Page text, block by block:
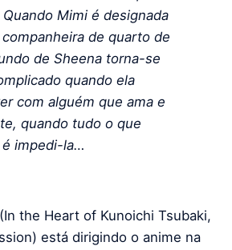
Mimi é designada
de quarto de
de Sheena torna-se
quando ela
com alguém que ama e
quando tudo o que
é impedi-la…
(In the Heart of Kunoichi Tsubaki,
está dirigindo o anime na